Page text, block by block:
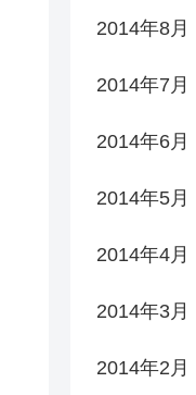
2014年8月
2014年7月
2014年6月
2014年5月
2014年4月
2014年3月
2014年2月